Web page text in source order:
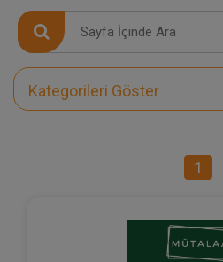
Kategorileri Göster
1